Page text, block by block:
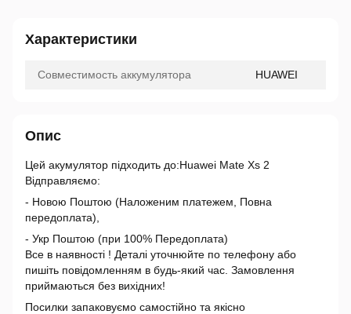
Характеристики
Совместимость аккумулятора HUAWEI
Опис
Цей акумулятор підходить до:Huawei Mate Xs 2
Відправляємо:
- Новою Поштою (Наложеним платежем, Повна
передоплата),
- Укр Поштою (при 100% Передоплата)
Все в наявності ! Деталі уточнюйте по телефону або
пишіть повідомленням в будь-який час. Замовлення
приймаються без вихідних!
Посилки запаковуємо самостійно та якісно